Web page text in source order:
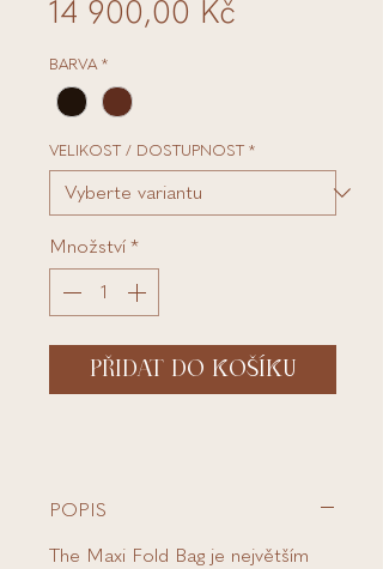
14 900,00 Kč
BARVA *
VELIKOST / DOSTUPNOST *
Množství *
PŘIDAT DO KOŠÍKU
POPIS
The Maxi Fold Bag je největším